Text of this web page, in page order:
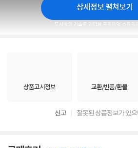
상세정보 펼쳐보기
상품고시정보 교환/반품/환불
신고 잘못된 상품정보가 있